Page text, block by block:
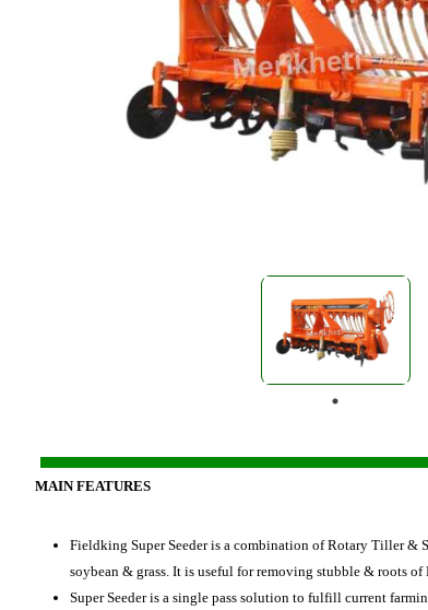
MAIN FEATURES
Fieldking Super Seeder is a combination of Rotary Tiller &
soybean & grass. It is useful for removing stubble & roots
Super Seeder is a single pass solution to fulfill current